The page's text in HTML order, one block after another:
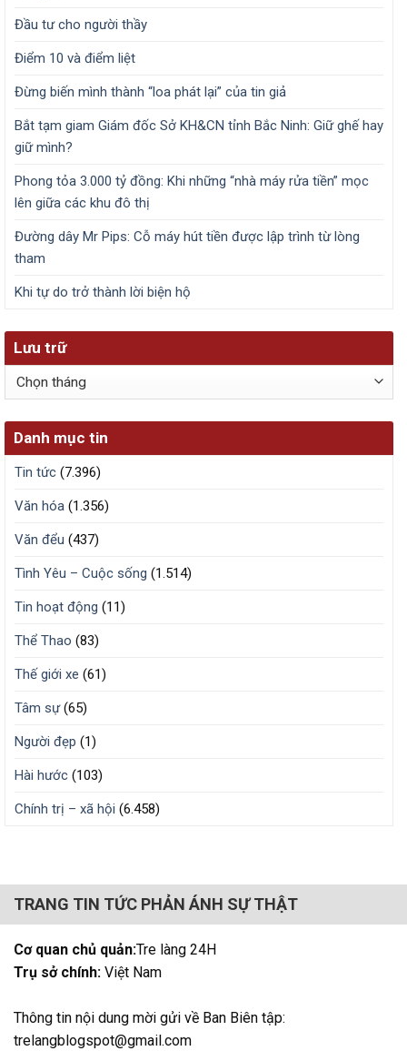
Đầu tư cho người thầy
Điểm 10 và điểm liệt
Đừng biến mình thành “loa phát lại” của tin giả
Bắt tạm giam Giám đốc Sở KH&CN tỉnh Bắc Ninh: Giữ ghế hay
giữ mình?
Phong tỏa 3.000 tỷ đồng: Khi những “nhà máy rửa tiền” mọc
lên giữa các khu đô thị
Đường dây Mr Pips: Cỗ máy hút tiền được lập trình từ lòng
tham
Khi tự do trở thành lời biện hộ
Lưu trữ
Lưu
trữ
Danh mục tin
Tin tức (7.396)
Văn hóa (1.356)
Văn đểu (437)
Tình Yêu – Cuộc sống (1.514)
Tin hoạt động (11)
Thể Thao (83)
Thế giới xe (61)
Tâm sự(65)
Người đẹp (1)
Hài hước (103)
Chính trị – xã hội (6.458)
TRANG TIN TỨC PHẢN ÁNH SỰ THẬT
Cơ quan chủ quản:Tre làng 24H
Trụ sở chính: Việt Nam
Thông tin nội dung mời gửi về Ban Biên tập:
trelangblogspot@gmail.com